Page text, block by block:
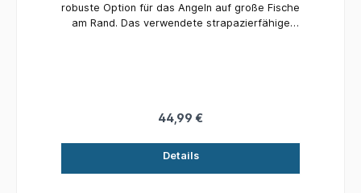
robuste Option für das Angeln auf große Fische
am Rand. Das verwendete strapazierfähige
44,99 €
Details